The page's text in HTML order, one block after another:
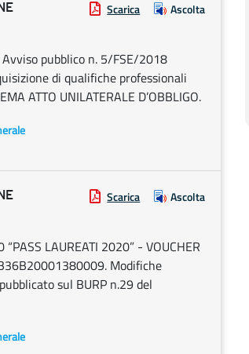
Scarica Ascolta
pubblico n. 5/FSE/2018
di qualifiche professionali
ATTO UNILATERALE D’OBBLIGO.
Scarica Ascolta
LAUREATI 2020” - VOUCHER
B36B20001380009. Modifiche
sul BURP n.29 del